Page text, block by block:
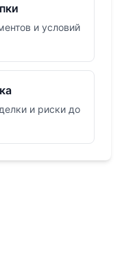
и условий
и риски до